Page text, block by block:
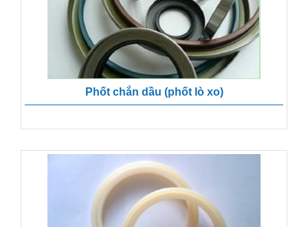
Phốt chắn dầu (phốt lò xo)